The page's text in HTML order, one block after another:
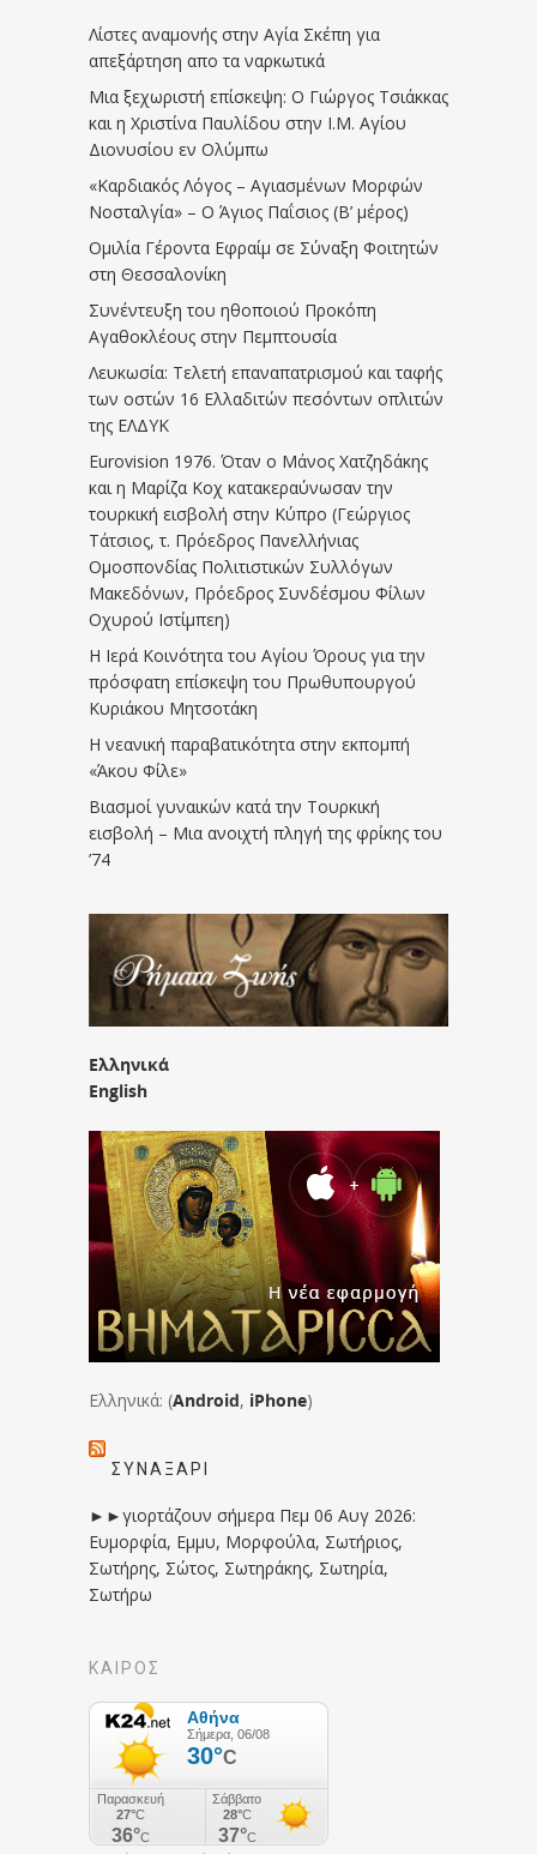
Λίστες αναμονής στην Αγία Σκέπη για
απεξάρτηση απο τα ναρκωτικά
Μια ξεχωριστή επίσκεψη: Ο Γιώργος Τσιάκκας
και η Χριστίνα Παυλίδου στην Ι.Μ. Αγίου
Διονυσίου εν Ολύμπω
«Καρδιακός Λόγος – Αγιασμένων Μορφών
Νοσταλγία» – Ο Άγιος Παΐσιος (Β’ μέρος)
Ομιλία Γέροντα Εφραίμ σε Σύναξη Φοιτητών
στη Θεσσαλονίκη
Συνέντευξη του ηθοποιού Προκόπη
Αγαθοκλέους στην Πεμπτουσία
Λευκωσία: Τελετή επαναπατρισμού και ταφής
των οστών 16 Ελλαδιτών πεσόντων οπλιτών
της ΕΛΔΥΚ
Eurovision 1976. Όταν ο Μάνος Χατζηδάκης
και η Μαρίζα Κοχ κατακεραύνωσαν την
τουρκική εισβολή στην Κύπρο (Γεώργιος
Τάτσιος, τ. Πρόεδρος Πανελλήνιας
Ομοσπονδίας Πολιτιστικών Συλλόγων
Μακεδόνων, Πρόεδρος Συνδέσμου Φίλων
Οχυρού Ιστίμπεη)
Η Ιερά Κοινότητα του Αγίου Όρους για την
πρόσφατη επίσκεψη του Πρωθυπουργού
Κυριάκου Μητσοτάκη
Η νεανική παραβατικότητα στην εκπομπή
«Άκου Φίλε»
Βιασμοί γυναικών κατά την Τουρκική
εισβολή – Μια ανοιχτή πληγή της φρίκης του
’74
Ελληνικά
English
Ελληνικά: (Android, iPhone)
ΣΥΝΑΞΆΡΙ
►►γιορτάζουν σήμερα Πεμ 06 Αυγ 2026:
Ευμορφία, Εμμυ, Μορφούλα, Σωτήριος,
Σωτήρης, Σώτος, Σωτηράκης, Σωτηρία,
Σωτήρω
ΚΑΙΡΟΣ